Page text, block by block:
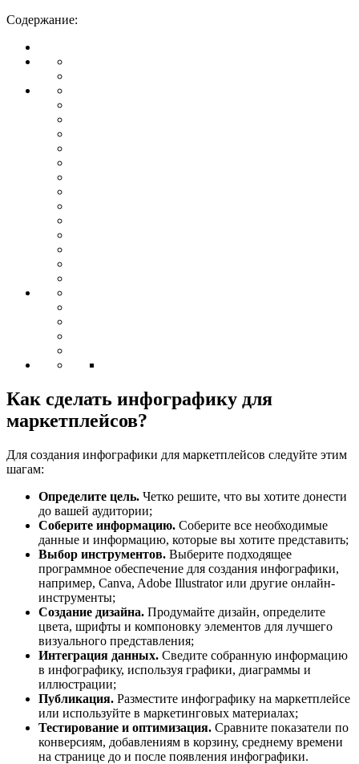
Содержание:
Как сделать инфографику для
маркетплейсов?
Для создания инфографики для маркетплейсов следуйте этим
шагам:
Определите цель. Четко решите, что вы хотите донести
до вашей аудитории;
Соберите информацию. Соберите все необходимые
данные и информацию, которые вы хотите представить;
Выбор инструментов. Выберите подходящее
программное обеспечение для создания инфографики,
например, Canva, Adobe Illustrator или другие онлайн-
инструменты;
Создание дизайна. Продумайте дизайн, определите
цвета, шрифты и компоновку элементов для лучшего
визуального представления;
Интеграция данных. Сведите собранную информацию
в инфографику, используя графики, диаграммы и
иллюстрации;
Публикация. Разместите инфографику на маркетплейсе
или используйте в маркетинговых материалах;
Тестирование и оптимизация. Сравните показатели по
конверсиям, добавлениям в корзину, среднему времени
на странице до и после появления инфографики.